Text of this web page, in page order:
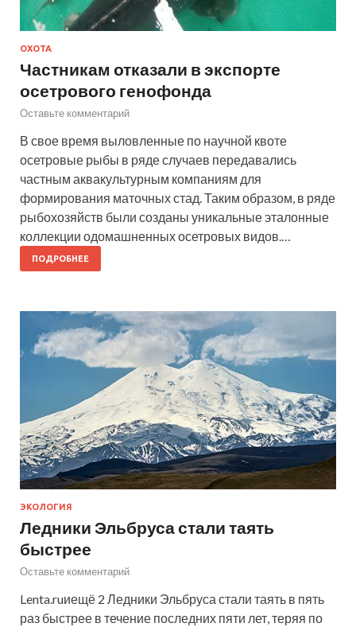
ОХОТА
Частникам отказали в экспорте
осетрового генофонда
Оставьте комментарий
В свое время выловленные по научной квоте
осетровые рыбы в ряде случаев передавались
частным аквакультурным компаниям для
формирования маточных стад. Таким образом, в ряде
рыбохозяйств были созданы уникальные эталонные
коллекции одомашненных осетровых видов.…
ПОДРОБНЕЕ
ЭКОЛОГИЯ
Ледники Эльбруса стали таять
быстрее
Оставьте комментарий
Lenta.ruиещё 2 Ледники Эльбруса стали таять в пять
раз быстрее в течение последних пяти лет, теряя по